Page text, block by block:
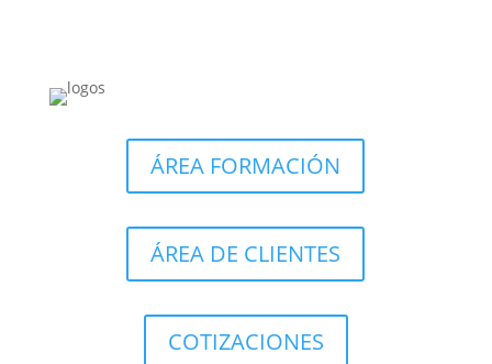
ÁREA FORMACIÓN
ÁREA DE CLIENTES
COTIZACIONES